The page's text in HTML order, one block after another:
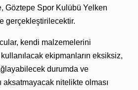
Göztepe Spor Kulübü Yelken
gerçekleştirilecektir.
kendi malzemelerini
ekipmanların eksiksiz,
durumda ve
aksatmayacak nitelikte olması